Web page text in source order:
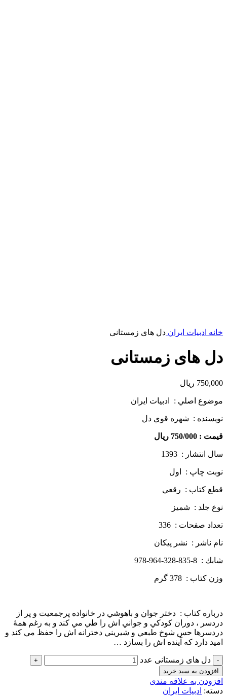
خانه ادبیات ایران دل های زمستانی
دل های زمستانی
750,000 ریال
موضوع اصلي : ادبيات ايران
نويسنده : شهره قوي دل
قيمت : 750/000 ريال
سال انتشار : 1393
نوبت چاپ : اول
قطع كتاب : رقعي
نوع جلد : شميز
تعداد صفحات : 336
نام ناشر : نشر پيكان
شابك : 8-835-328-964-978
وزن كتاب : 378 گرم
درباره كتاب : دختر جوان و باهوشي در خانواده پرجمعيت و پر از
دردسر ، دوران كودكي و جواني اش را طي مي كند و به رغم همۀ
دردسرها حس شوخ طبعي و شيريني دخترانه اش را حفظ مي كند و
اميد دارد كه آينده اش را بسازد …
دل های زمستانی عدد
افزودن به سبد خرید
افزودن به علاقه مندی
دسته: ادبیات ایران